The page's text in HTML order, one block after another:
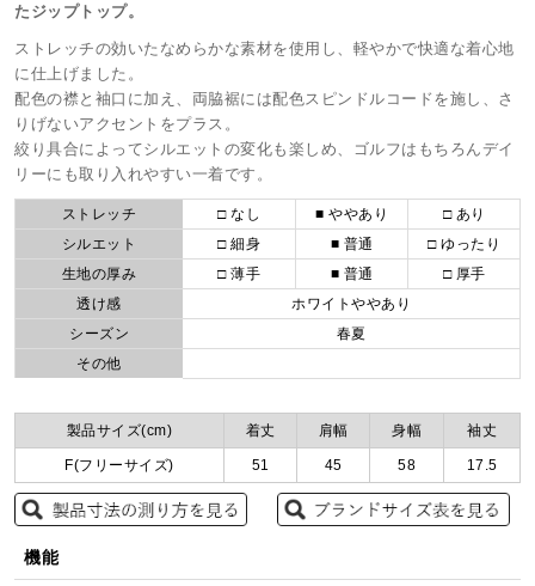
たジップトップ。
ストレッチの効いたなめらかな素材を使用し、軽やかで快適な着心地
に仕上げました。
配色の襟と袖口に加え、両脇裾には配色スピンドルコードを施し、さ
りげないアクセントをプラス。
絞り具合によってシルエットの変化も楽しめ、ゴルフはもちろんデイ
リーにも取り入れやすい一着です。
ストレッチ □ なし ■ ややあり
□ あり
シルエット
□ 細身 ■ 普通
□ ゆったり
生地の厚み
□ 薄手 ■ 普通
□ 厚手
透け感
ホワイトややあり
シーズン
春夏
その他
製品サイズ(cm) 着丈 肩幅 身幅 袖丈
F(フリーサイズ) 51 45 58 17.5
機能